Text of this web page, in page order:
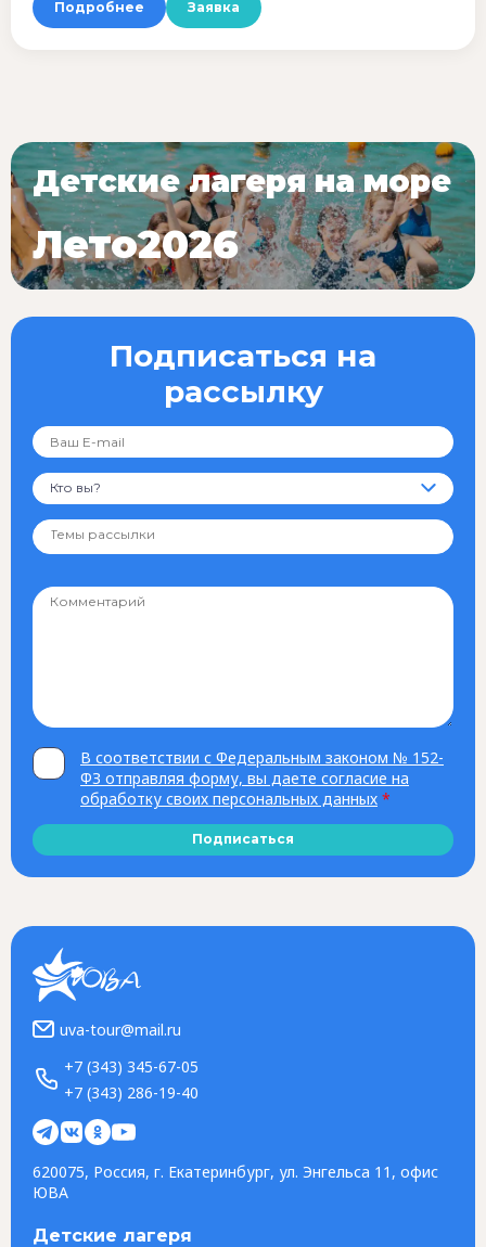
Подробнее Заявка
Подписаться на
рассылку
Кто вы?
В соответствии с Федеральным законом № 152-
ФЗ отправляя форму, вы даете согласие на
обработку своих персональных данных *
Подписаться
Детские лагеря на море
Лето2026
uva-tour@mail.ru
+7 (343) 345-67-05
+7 (343) 286-19-40
620075, Россия, г. Екатеринбург, ул. Энгельса 11, офис
ЮВА
Детские лагеря